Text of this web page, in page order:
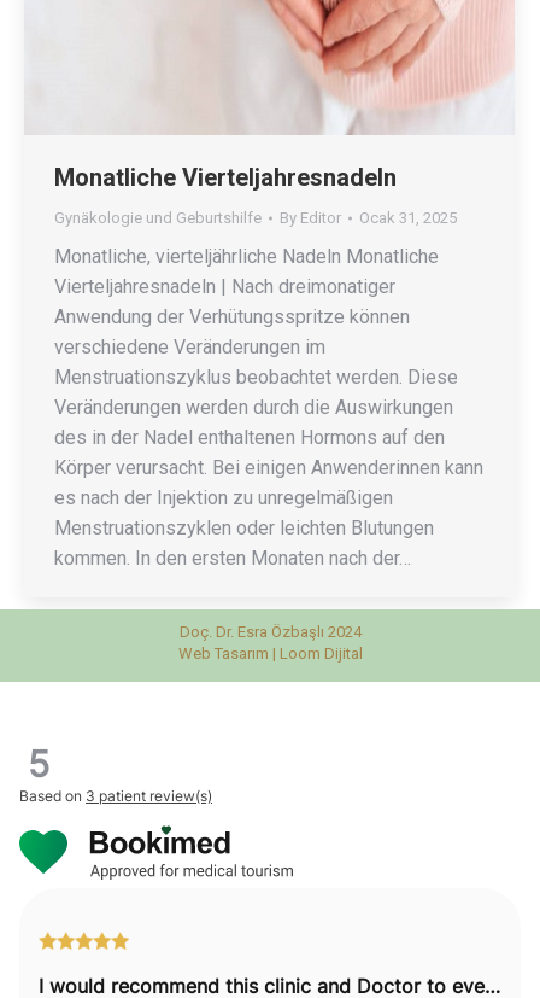
Monatliche Vierteljahresnadeln
Gynäkologie und Geburtshilfe By Editor Ocak 31, 2025
Monatliche, vierteljährliche Nadeln Monatliche
Vierteljahresnadeln | Nach dreimonatiger
Anwendung der Verhütungsspritze können
verschiedene Veränderungen im
Menstruationszyklus beobachtet werden. Diese
Veränderungen werden durch die Auswirkungen
des in der Nadel enthaltenen Hormons auf den
Körper verursacht. Bei einigen Anwenderinnen kann
es nach der Injektion zu unregelmäßigen
Menstruationszyklen oder leichten Blutungen
kommen. In den ersten Monaten nach der…
Doç. Dr. Esra Özbaşlı 2024
Web Tasarım | Loom Dijital
5
Based on 3 patient review(s)
I would recommend this clinic and Doctor to everyone.